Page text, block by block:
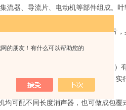
的朋友！有什么可以帮助您的
流器、导流片、电动机等部件组成。
验，有良好的空气动力性能。
集风器联接成整体。出口装有导流片，
W型）。
型（双速）；中压型（叶轮为斜流式
频（采用变频电机，赔变频控制器，
均可配不同长度消声器，也可做成包覆